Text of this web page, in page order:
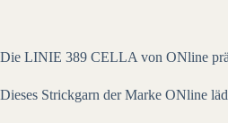
Die LINIE 389 CELLA von ONline
Dieses Strickgarn der Marke ONline